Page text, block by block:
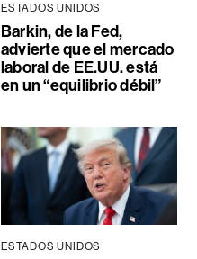
ESTADOS UNIDOS
Barkin, de la Fed,
advierte que el mercado
laboral de EE.UU. está
en un “equilibrio débil”
ESTADOS UNIDOS